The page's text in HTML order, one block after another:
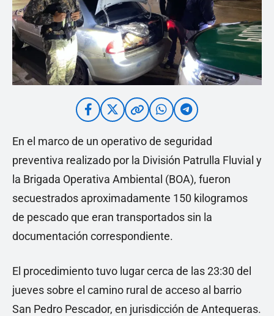
En el marco de un operativo de seguridad
preventiva realizado por la División Patrulla Fluvial y
la Brigada Operativa Ambiental (BOA), fueron
secuestrados aproximadamente 150 kilogramos
de pescado que eran transportados sin la
documentación correspondiente.
El procedimiento tuvo lugar cerca de las 23:30 del
jueves sobre el camino rural de acceso al barrio
San Pedro Pescador, en jurisdicción de Antequeras.